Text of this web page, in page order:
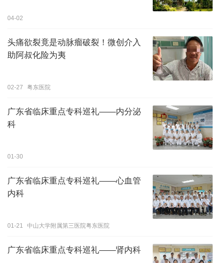
04-02
头痛欲裂竟是动脉瘤破裂！微创介入
助阿叔化险为夷
02-27 粤东医院
广东省临床重点专科巡礼——内分泌
科
01-30
广东省临床重点专科巡礼——心血管
内科
01-21 中山大学附属第三医院粤东医院
广东省临床重点专科巡礼——肾内科